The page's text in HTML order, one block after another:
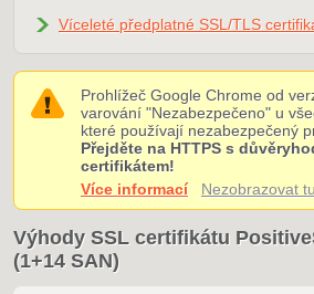
Víceleté předplatné SSL/TLS
Prohlížeč Google Chrome od
varování "Nezabezpečeno" u
které používají nezabezpečený
Přejděte na HTTPS s
certifikátem!
Více informací
Nezobrazovat
Výhody SSL certifikátu
(1+14 SAN)